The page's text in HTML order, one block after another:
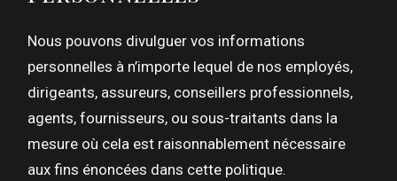
Nous pouvons divulguer vos informations
personnelles à n’importe lequel de nos employés,
dirigeants, assureurs, conseillers professionnels,
agents, fournisseurs, ou sous-traitants dans la
mesure où cela est raisonnablement nécessaire
aux fins énoncées dans cette politique.